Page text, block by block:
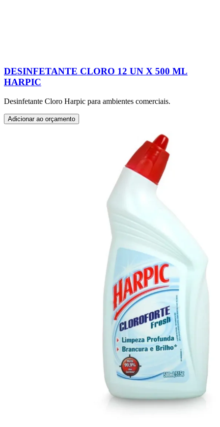
DESINFETANTE CLORO 12 UN X 500 ML
HARPIC
Desinfetante Cloro Harpic para ambientes comerciais.
Adicionar ao orçamento